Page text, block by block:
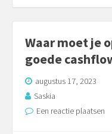
Waar moet je
goede
augustus 17, 2023
Saskia
Een reactie plaatsen